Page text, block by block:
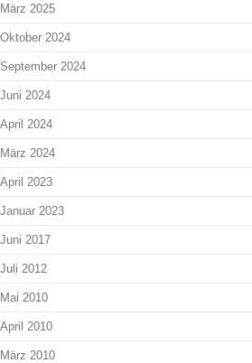
März 2025
Oktober 2024
September 2024
Juni 2024
April 2024
März 2024
April 2023
Januar 2023
Juni 2017
Juli 2012
Mai 2010
April 2010
März 2010